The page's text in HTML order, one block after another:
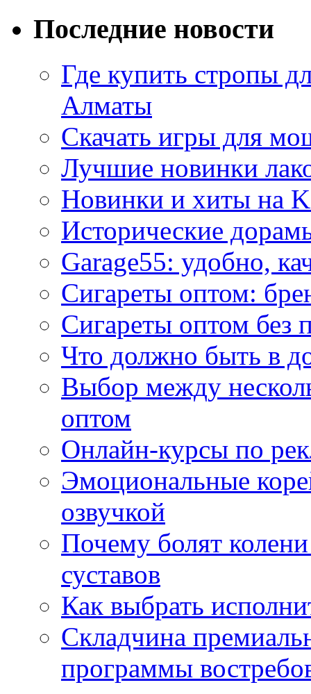
Последние новости
Где купить стропы
Алматы
Скачать игры для
Лучшие новинки
Новинки и хиты на
Исторические
Garage55: удобно,
Сигареты оптом:
Сигареты оптом без
Что должно быть в
Выбор между
оптом
Онлайн-курсы по
Эмоциональные
озвучкой
Почему болят
суставов
Как выбрать
Складчина
программы